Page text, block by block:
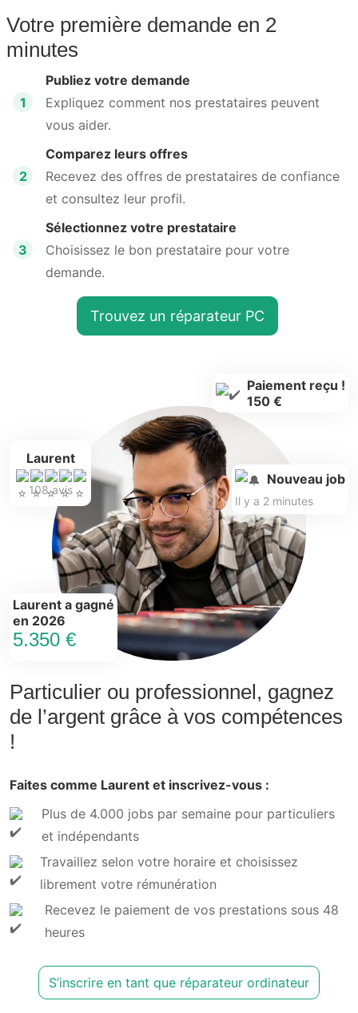
Votre première demande en 2
minutes
1
Publiez votre demande
Expliquez comment nos prestataires peuvent
vous aider.
2
Comparez leurs offres
Recevez des offres de prestataires de confiance
et consultez leur profil.
3
Sélectionnez votre prestataire
Choisissez le bon prestataire pour votre
demande.
Trouvez un réparateur PC
Particulier ou professionnel, gagnez
de l’argent grâce à vos compétences
!
Faites comme Laurent et inscrivez-vous :
Plus de 4.000 jobs par semaine pour particuliers
et indépendants
Travaillez selon votre horaire et choisissez
librement votre rémunération
Recevez le paiement de vos prestations sous 48
heures
S’inscrire en tant que réparateur ordinateur
Laurent
108 avis
Laurent a gagné
en 2026
5.350 €
Paiement reçu !
150 €
Nouveau job
Il y a 2 minutes